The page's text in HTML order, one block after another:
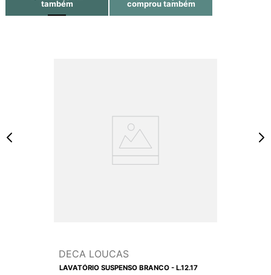
também
comprou também
DECA LOUCAS
LAVATÓRIO SUSPENSO BRANCO - L.12.17